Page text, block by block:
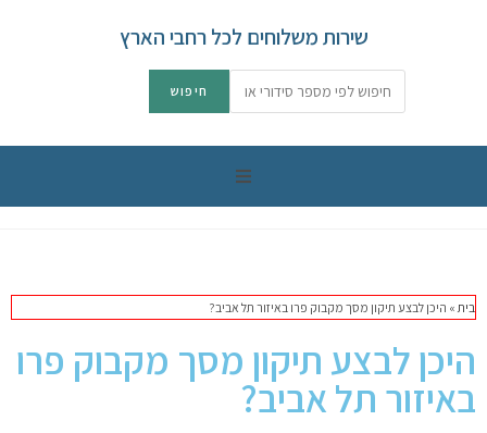
שירות משלוחים לכל רחבי הארץ
iPad
בית » היכן לבצע תיקון מסך מקבוק פרו באיזור תל אביב?
היכן לבצע תיקון מסך מקבוק פרו
באיזור תל אביב?